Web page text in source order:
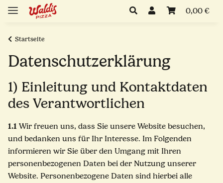
0,00 €
Startseite
Datenschutzerklärung
1) Einleitung und Kontaktdaten
des Verantwortlichen
1.1 Wir freuen uns, dass Sie unsere Website besuchen,
und bedanken uns für Ihr Interesse. Im Folgenden
informieren wir Sie über den Umgang mit Ihren
personenbezogenen Daten bei der Nutzung unserer
Website. Personenbezogene Daten sind hierbei alle